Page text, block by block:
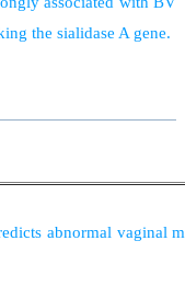
the sialidase A gene.
abnormal vaginal